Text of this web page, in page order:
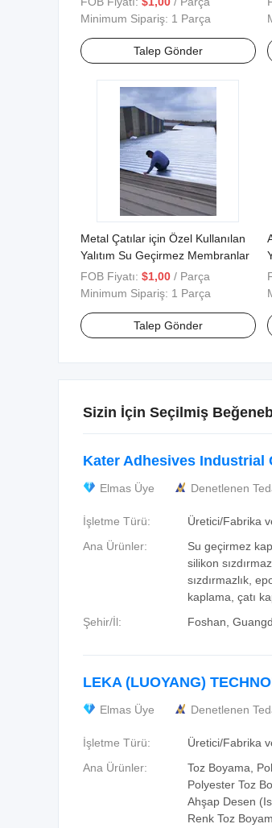
Minimum Sipariş: 1 Parça
Talep Gönder
Metal Çatılar için Özel Kullanılan
Yalıtım Su Geçirmez Membranlar
FOB Fiyatı: $1,00 / Parça
Minimum Sipariş: 1 Parça
Talep Gönder
Sizin İçin Seçilmiş
Kater Adhesives Industrial
Elmas Üye Denetlenen
İşletme Türü:
Üretici/Fabrika
Ana Ürünler:
Su geçirmez
silikon
sızdırmazlık,
kaplama, çatı
Şehir/İl:
Foshan,
LEKA (LUOYANG)
Elmas Üye Denetlenen
İşletme Türü:
Üretici/Fabrika
Ana Ürünler:
Toz Boyama,
Polyester Toz
Ahşap Desen
Renk Toz